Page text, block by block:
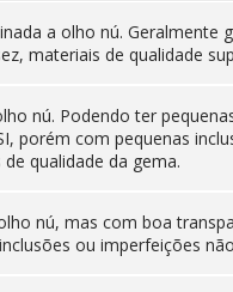
a olho nú. Geralmente
materiais de qualidade
nú. Podendo ter
porém com pequenas
qualidade da gema.
nú, mas com boa
ou imperfeições